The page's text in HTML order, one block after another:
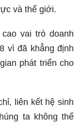
và thế giới.
vai trò doanh
vì đã khẳng định
phát triển cho
liên kết hệ sinh
ta không thể